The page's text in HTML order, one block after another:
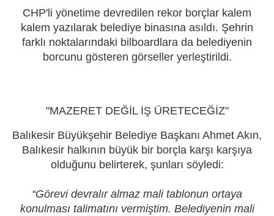
CHP'li yönetime devredilen rekor borçlar kalem
kalem yazılarak belediye binasına asıldı. Şehrin
farklı noktalarındaki bilboardlara da belediyenin
borcunu gösteren görseller yerleştirildi.
"MAZERET DEĞİL İŞ ÜRETECEĞİZ"
Balıkesir Büyükşehir Belediye Başkanı Ahmet Akın,
Balıkesir halkının büyük bir borçla karşı karşıya
olduğunu belirterek, şunları söyledi:
“Görevi devralır almaz mali tablonun ortaya
konulması talimatını vermiştim. Belediyenin mali